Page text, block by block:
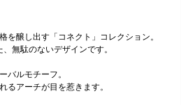
を醸し出す「コネクト」コレクション。
無駄のないデザインです。
バルモチーフ。
るアーチが目を惹きます。